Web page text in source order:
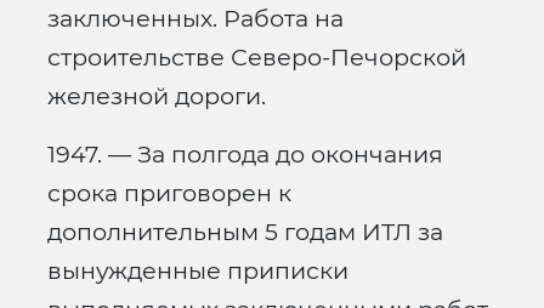
заключенных. Работа на
строительстве Северо-Печорской
железной дороги.
1947. — За полгода до окончания
срока приговорен к
дополнительным 5 годам ИТЛ за
вынужденные приписки